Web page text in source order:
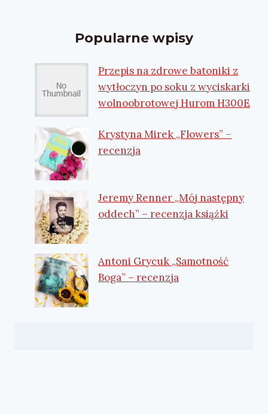
Popularne wpisy
Przepis na zdrowe batoniki z
wytłoczyn po soku z wyciskarki
wolnoobrotowej Hurom H300E
Krystyna Mirek „Flowers” –
recenzja
Jeremy Renner „Mój następny
oddech” – recenzja książki
Antoni Grycuk „Samotność
Boga” – recenzja